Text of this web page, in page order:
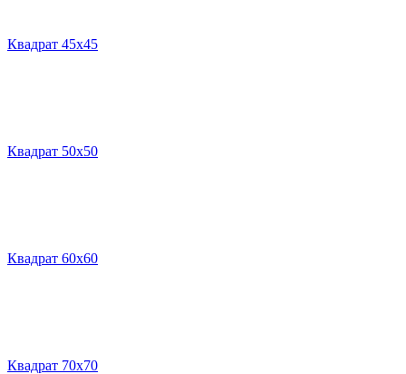
Квадрат 45х45
Квадрат 50х50
Квадрат 60х60
Квадрат 70х70